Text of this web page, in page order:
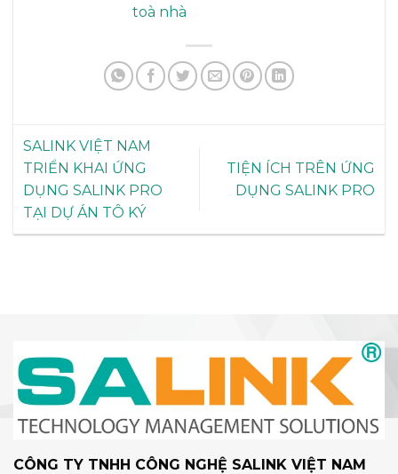
toà nhà
SALINK VIỆT NAM
TRIỂN KHAI ỨNG
DỤNG SALINK PRO
TẠI DỰ ÁN TÔ KÝ
TIỆN ÍCH TRÊN ỨNG
DỤNG SALINK PRO
CÔNG TY TNHH CÔNG NGHỆ SALINK VIỆT NAM